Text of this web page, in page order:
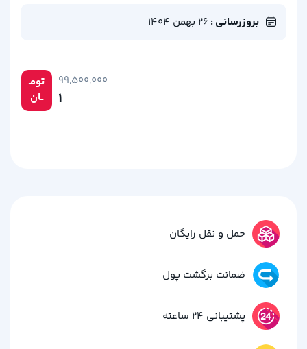
بروزرسانی : 26 بهمن 1404
تومـ
ــان
۹۹,۵۰۰,۰۰۰
حمل و نقل رایگان
ضمانت برگشت پول
پشتیبانی 24 ساعته